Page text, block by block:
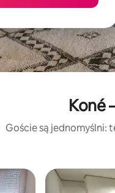
Koné
Goście są jednomyślni: